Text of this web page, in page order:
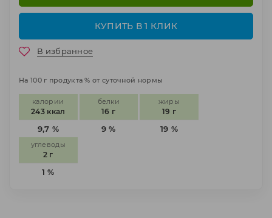
КУПИТЬ В 1 КЛИК
В избранное
На 100 г продукта % от суточной нормы
калории
243 ккал
9,7 %
белки
16 г
9 %
жиры
19 г
19 %
углеводы
2 г
1 %